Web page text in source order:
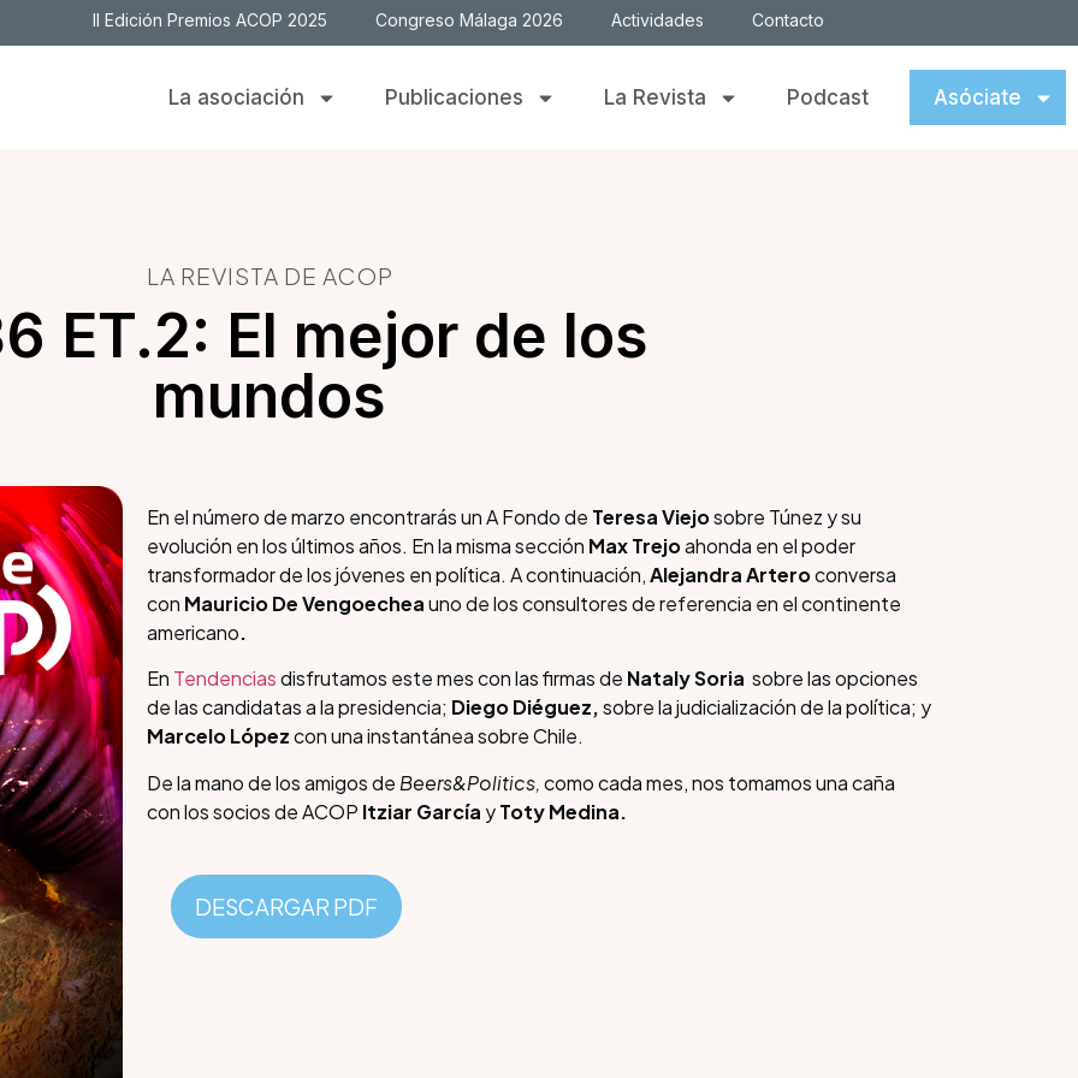
II Edición Premios ACOP 2025 Congreso Málaga 2026 Actividades Contacto
La asociación Publicaciones La Revista Podcast Asóciate
LA REVISTA DE ACOP
ET.2: El mejor de los
mundos
En el número de marzo encontrarás un A Fondo de Teresa Viejosobre Túnez y su
evolución en los últimos años. En la misma sección Max Trejoahonda en el poder
transformador de los jóvenes en política. A continuación,Alejandra Arteroconversa
con Mauricio De Vengoecheauno de los consultores de referencia en el continente
americano.
En Tendenciasdisfrutamos este mes con las firmas de Nataly Soria sobre las opciones
de las candidatas a la presidencia; Diego Diéguez,sobre la judicialización de la política; y
Marcelo Lópezcon una instantánea sobre Chile.
De la mano de los amigos de Beers&Politics,como cada mes, nos tomamos una caña
con los socios de ACOP Itziar García yToty Medina.
DESCARGAR PDF